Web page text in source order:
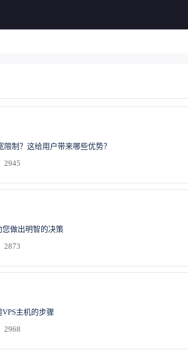
制？这给用户带来哪些优势？
2945
您做出明智的决策
2873
主机的步骤
2968